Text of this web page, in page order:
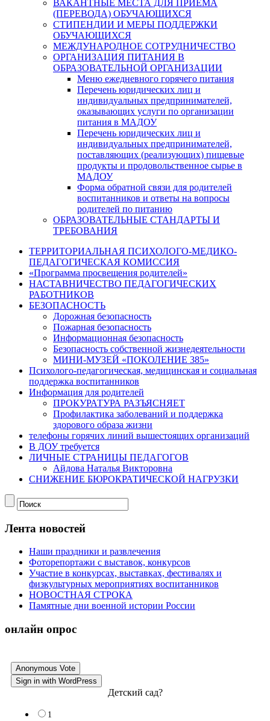
ВАКАНТНЫЕ МЕСТА ДЛЯ ПРИЕМА
(ПЕРЕВОДА) ОБУЧАЮЩИХСЯ
СТИПЕНДИИ И МЕРЫ ПОДДЕРЖКИ
ОБУЧАЮЩИХСЯ
МЕЖДУНАРОДНОЕ СОТРУДНИЧЕСТВО
ОРГАНИЗАЦИЯ ПИТАНИЯ В
ОБРАЗОВАТЕЛЬНОЙ ОРГАНИЗАЦИИ
Меню ежедневного горячего питания
Перечень юридических лиц и
индивидуальных предпринимателей,
оказывающих услуги по организации
питания в МАДОУ
Перечень юридических лиц и
индивидуальных предпринимателей,
поставляющих (реализующих) пищевые
продукты и продовольственное сырье в
МАДОУ
Форма обратной связи для родителей
воспитанников и ответы на вопросы
родителей по питанию
ОБРАЗОВАТЕЛЬНЫЕ СТАНДАРТЫ И
ТРЕБОВАНИЯ
ТЕРРИТОРИАЛЬНАЯ ПСИХОЛОГО-МЕДИКО-
ПЕДАГОГИЧЕСКАЯ КОМИССИЯ
«Программа просвещения родителей»
НАСТАВНИЧЕСТВО ПЕДАГОГИЧЕСКИХ
РАБОТНИКОВ
БЕЗОПАСНОСТЬ
Дорожная безопасность
Пожарная безопасность
Информационная безопасность
Безопасность собственной жизнедеятельности
МИНИ-МУЗЕЙ «ПОКОЛЕНИЕ 385»
Психолого-педагогическая, медицинская и социальная
поддержка воспитанников
Информация для родителей
ПРОКУРАТУРА РАЗЪЯСНЯЕТ
Профилактика заболеваний и поддержка
здорового образа жизни
телефоны горячих линий вышестоящих организаций
В ДОУ требуется
ЛИЧНЫЕ СТРАНИЦЫ ПЕДАГОГОВ
Айдова Наталья Викторовна
СНИЖЕНИЕ БЮРОКРАТИЧЕСКОЙ НАГРУЗКИ
Лента новостей
Наши праздники и развлечения
Фоторепортажи с выставок, конкурсов
Участие в конкурсах, выставках, фестивалях и
физкультурных мероприятиях воспитанников
НОВОСТНАЯ СТРОКА
Памятные дни военной истории России
онлайн опрос
Anonymous Vote
Sign in with WordPress
Детский сад?
1